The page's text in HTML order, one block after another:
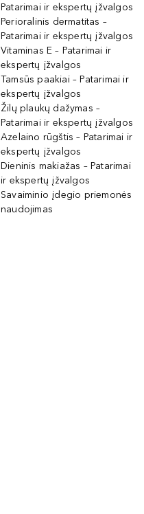
Patarimai ir ekspertų įžvalgos
Perioralinis dermatitas –
Patarimai ir ekspertų įžvalgos
Vitaminas E – Patarimai ir
ekspertų įžvalgos
Tamsūs paakiai – Patarimai ir
ekspertų įžvalgos
Žilų plaukų dažymas –
Patarimai ir ekspertų įžvalgos
Azelaino rūgštis – Patarimai ir
ekspertų įžvalgos
Dieninis makiažas – Patarimai
ir ekspertų įžvalgos
Savaiminio įdegio priemonės
naudojimas